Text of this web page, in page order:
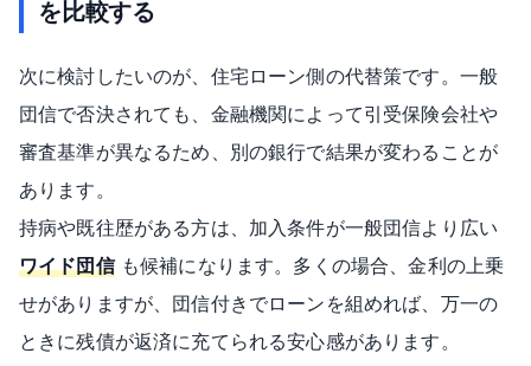
を比較する
次に検討したいのが、住宅ローン側の代替策です。一般
団信で否決されても、金融機関によって引受保険会社や
審査基準が異なるため、別の銀行で結果が変わることが
あります。
持病や既往歴がある方は、加入条件が一般団信より広い
ワイド団信も候補になります。多くの場合、金利の上乗
せがありますが、団信付きでローンを組めれば、万一の
ときに残債が返済に充てられる安心感があります。